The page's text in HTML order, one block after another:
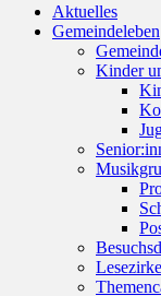
oben
scrollen
Aktuelles
Gemeindeleben
Kinder